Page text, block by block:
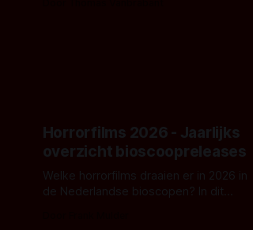
Horrorfilms 2026 - Jaarlijks
overzicht bioscoopreleases
Welke horrorfilms draaien er in 2026 in
de Nederlandse bioscopen? In dit